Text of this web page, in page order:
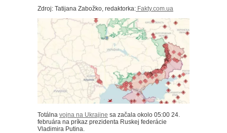
Zdroj: Tatijana Zabožko, redaktorka: Fakty.com.ua
Totálna vojna na Ukrajine sa začala okolo 05:00 24.
februára na príkaz prezidenta Ruskej federácie
Vladimira Putina.